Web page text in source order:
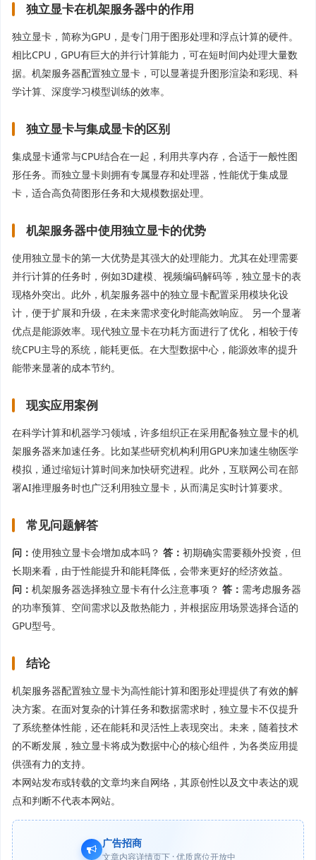
独立显卡在机架服务器中的作用
独立显卡，简称为GPU，是专门用于图形处理和浮点计算的硬件。
相比CPU，GPU有巨大的并行计算能力，可在短时间内处理大量数
据。机架服务器配置独立显卡，可以显著提升图形渲染和彩现、科
学计算、深度学习模型训练的效率。
独立显卡与集成显卡的区别
集成显卡通常与CPU结合在一起，利用共享内存，合适于一般性图
形任务。而独立显卡则拥有专属显存和处理器，性能优于集成显
卡，适合高负荷图形任务和大规模数据处理。
机架服务器中使用独立显卡的优势
使用独立显卡的第一大优势是其强大的处理能力。尤其在处理需要
并行计算的任务时，例如3D建模、视频编码解码等，独立显卡的表
现格外突出。此外，机架服务器中的独立显卡配置采用模块化设
计，便于扩展和升级，在未来需求变化时能高效响应。 另一个显著
优点是能源效率。现代独立显卡在功耗方面进行了优化，相较于传
统CPU主导的系统，能耗更低。在大型数据中心，能源效率的提升
能带来显著的成本节约。
现实应用案例
在科学计算和机器学习领域，许多组织正在采用配备独立显卡的机
架服务器来加速任务。比如某些研究机构利用GPU来加速生物医学
模拟，通过缩短计算时间来加快研究进程。此外，互联网公司在部
署AI推理服务时也广泛利用独立显卡，从而满足实时计算要求。
常见问题解答
问： 使用独立显卡会增加成本吗？ 答： 初期确实需要额外投资，但
长期来看，由于性能提升和能耗降低，会带来更好的经济效益。
问： 机架服务器选择独立显卡有什么注意事项？ 答： 需考虑服务器
的功率预算、空间需求以及散热能力，并根据应用场景选择合适的
GPU型号。
结论
机架服务器配置独立显卡为高性能计算和图形处理提供了有效的解
决方案。在面对复杂的计算任务和数据需求时，独立显卡不仅提升
了系统整体性能，还在能耗和灵活性上表现突出。未来，随着技术
的不断发展，独立显卡将成为数据中心的核心组件，为各类应用提
供强有力的支持。
本网站发布或转载的文章均来自网络，其原创性以及文中表达的观
点和判断不代表本网站。
广告招商
文章内容详情页下 · 优质席位开放中